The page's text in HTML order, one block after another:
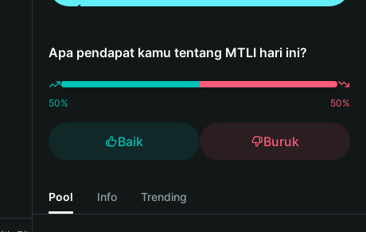
Apa pendapat kamu tentang MTLI hari ini?
50% 50%
Baik Buruk
Pool Info Trending